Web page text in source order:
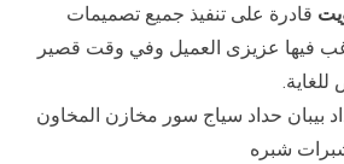
قادرة على تنفيذ جميع تصميمات
فيها عزيزى العميل وفي وقت قصير
بيبان حداد سياج سور مخازن المخاون
شبره